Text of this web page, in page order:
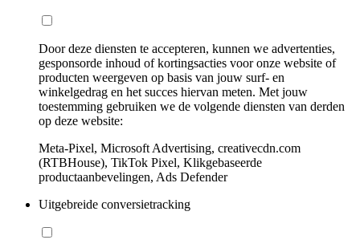
Door deze diensten te accepteren, kunnen we advertenties,
gesponsorde inhoud of kortingsacties voor onze website of
producten weergeven op basis van jouw surf- en
winkelgedrag en het succes hiervan meten. Met jouw
toestemming gebruiken we de volgende diensten van derden
op deze website:
Meta-Pixel, Microsoft Advertising, creativecdn.com
(RTBHouse), TikTok Pixel, Klikgebaseerde
productaanbevelingen, Ads Defender
Uitgebreide conversietracking